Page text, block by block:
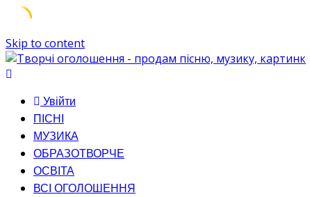
Skip to content
Увійти
ПІСНІ
МУЗИКА
ОБРАЗОТВОРЧЕ
ОСВІТА
ВСІ ОГОЛОШЕННЯ